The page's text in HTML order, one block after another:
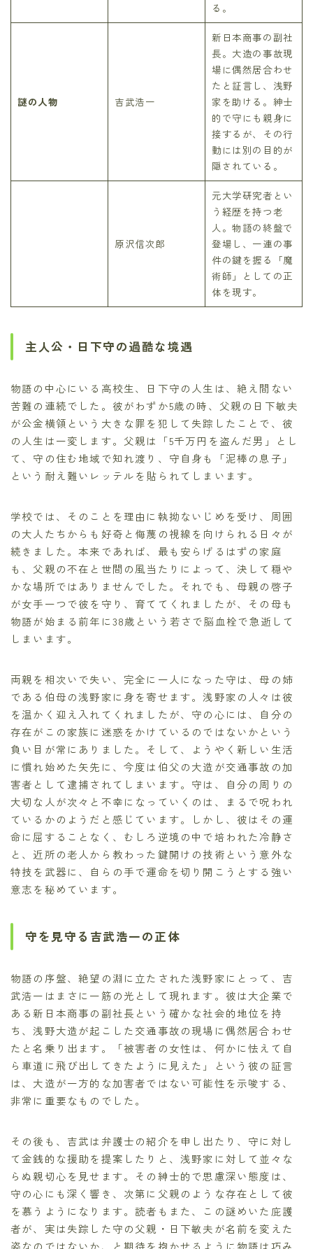
る。
謎の人物 吉武浩一
新日本商事の副社
長。大造の事故現
場に偶然居合わせ
たと証言し、浅野
家を助ける。紳士
的で守にも親身に
接するが、その行
動には別の目的が
隠されている。
原沢信次郎
元大学研究者とい
う経歴を持つ老
人。物語の終盤で
登場し、一連の事
件の鍵を握る「魔
術師」としての正
体を現す。
主人公・日下守の過酷な境遇
物語の中心にいる高校生、日下守の人生は、絶え間ない
苦難の連続でした。彼がわずか5歳の時、父親の日下敏夫
が公金横領という大きな罪を犯して失踪したことで、彼
の人生は一変します。父親は「5千万円を盗んだ男」とし
て、守の住む地域で知れ渡り、守自身も「泥棒の息子」
という耐え難いレッテルを貼られてしまいます。
学校では、そのことを理由に執拗ないじめを受け、周囲
の大人たちからも好奇と侮蔑の視線を向けられる日々が
続きました。本来であれば、最も安らげるはずの家庭
も、父親の不在と世間の風当たりによって、決して穏や
かな場所ではありませんでした。それでも、母親の啓子
が女手一つで彼を守り、育ててくれましたが、その母も
物語が始まる前年に38歳という若さで脳血栓で急逝して
しまいます。
両親を相次いで失い、完全に一人になった守は、母の姉
である伯母の浅野家に身を寄せます。浅野家の人々は彼
を温かく迎え入れてくれましたが、守の心には、自分の
存在がこの家族に迷惑をかけているのではないかという
負い目が常にありました。そして、ようやく新しい生活
に慣れ始めた矢先に、今度は伯父の大造が交通事故の加
害者として逮捕されてしまいます。守は、自分の周りの
大切な人が次々と不幸になっていくのは、まるで呪われ
ているかのようだと感じています。しかし、彼はその運
命に屈することなく、むしろ逆境の中で培われた冷静さ
と、近所の老人から教わった鍵開けの技術という意外な
特技を武器に、自らの手で運命を切り開こうとする強い
意志を秘めています。
守を見守る吉武浩一の正体
物語の序盤、絶望の淵に立たされた浅野家にとって、吉
武浩一はまさに一筋の光として現れます。彼は大企業で
ある新日本商事の副社長という確かな社会的地位を持
ち、浅野大造が起こした交通事故の現場に偶然居合わせ
たと名乗り出ます。「被害者の女性は、何かに怯えて自
ら車道に飛び出してきたように見えた」という彼の証言
は、大造が一方的な加害者ではない可能性を示唆する、
非常に重要なものでした。
その後も、吉武は弁護士の紹介を申し出たり、守に対し
て金銭的な援助を提案したりと、浅野家に対して並々な
らぬ親切心を見せます。その紳士的で思慮深い態度は、
守の心にも深く響き、次第に父親のような存在として彼
を慕うようになります。読者もまた、この謎めいた庇護
者が、実は失踪した守の父親・日下敏夫が名前を変えた
姿なのではないか、と期待を抱かせるように物語は巧み